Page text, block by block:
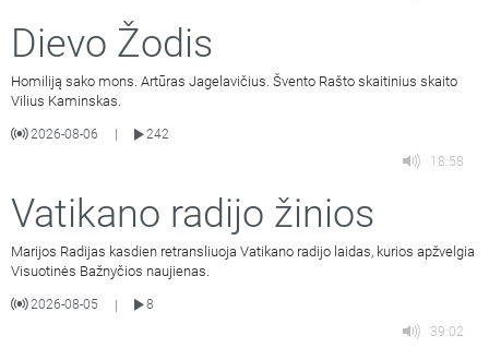
Dievo Žodis
Homiliją sako mons. Artūras Jagelavičius. Švento Rašto skaitinius skaito
Vilius Kaminskas.
2026-08-06
242
18:58
Vatikano radijo žinios
Marijos Radijas kasdien retransliuoja Vatikano radijo laidas, kurios apžvelgia
Visuotinės Bažnyčios naujienas.
2026-08-05 |
8
39:02